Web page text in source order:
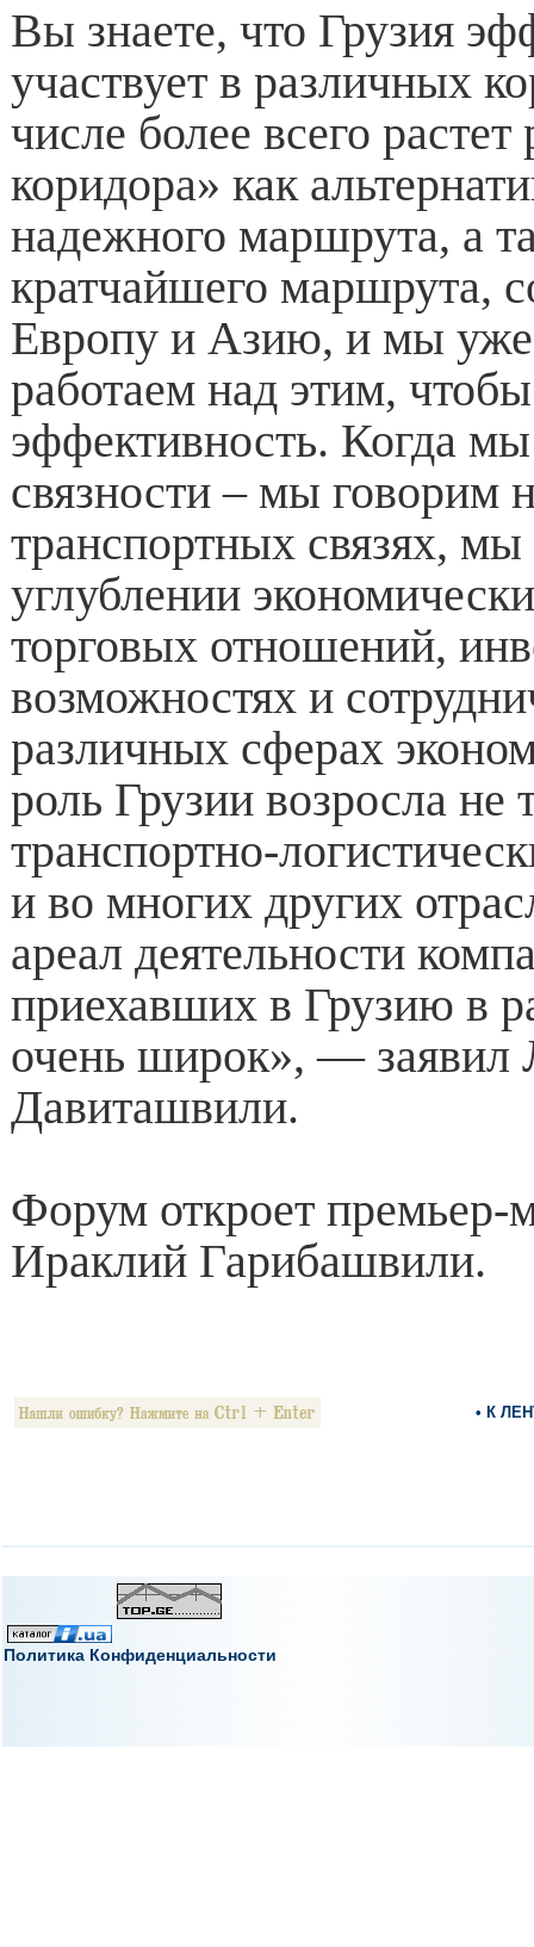
Вы знаете, что Грузия
участвует в различных
числе более всего
коридора» как
надежного маршрута, а
кратчайшего маршрута,
Европу и Азию, и мы
работаем над этим,
эффективность. Когда
связности – мы говорим
транспортных связях,
углублении
торговых отношений,
возможностях и
различных сферах
роль Грузии возросла не
транспортно-
и во многих других
ареал деятельности
приехавших в Грузию в
очень широк», — заявил
Давиташвили.
Форум откроет премьер-
Ираклий Гарибашвили.
• К
Политика Конфиденциальности